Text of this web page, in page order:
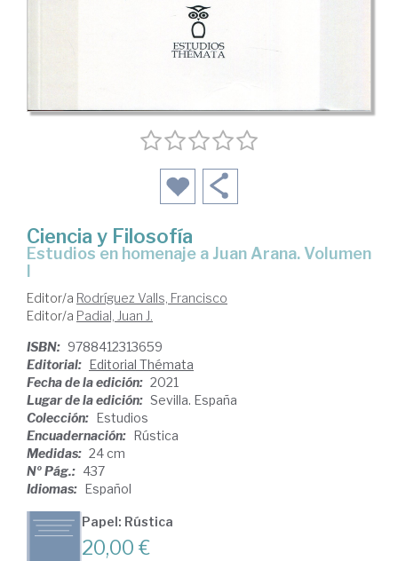
Ciencia y Filosofía
Estudios en homenaje a Juan Arana. Volumen
Editor/a Rodríguez Valls, Francisco
Editor/a Padial, Juan J.
ISBN: 9788412313659
Editorial: Editorial Thémata
Fecha de la edición: 2021
Lugar de la edición: Sevilla. España
Colección: Estudios
Encuadernación: Rústica
Medidas: 24 cm
Nº Pág.: 437
Idiomas: Español
Papel: Rústica
20,00 €